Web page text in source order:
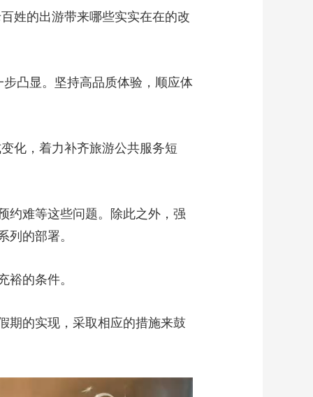
姓的出游带来哪些实实在在的改
凸显。坚持高品质体验，顺应体
化，着力补齐旅游公共服务短
约难等这些问题。除此之外，强
的部署。
的条件。
期的实现，采取相应的措施来鼓